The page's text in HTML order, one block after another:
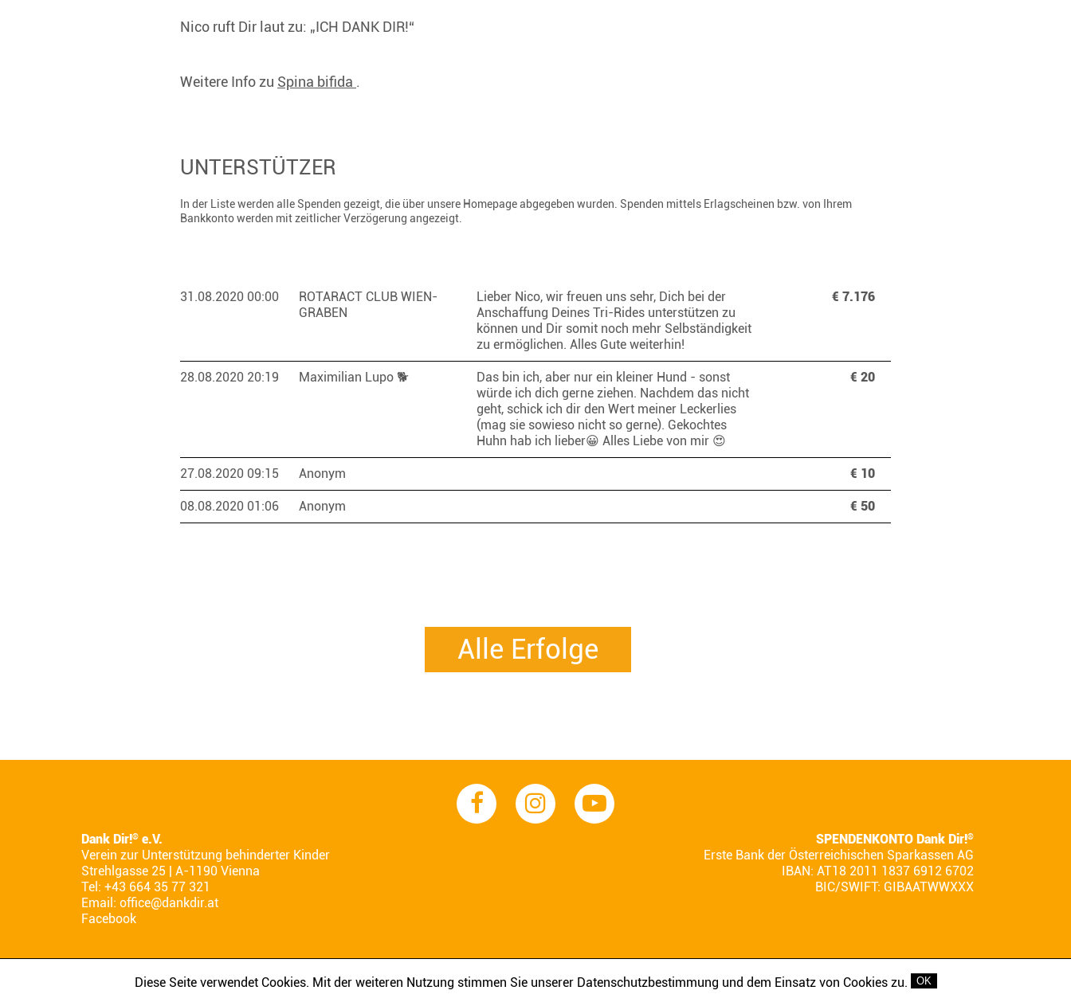
Nico ruft Dir laut zu: „ICH DANK DIR!“
Weitere Info zu Spina bifida .
UNTERSTÜTZER
In der Liste werden alle Spenden gezeigt, die über unsere Homepage abgegeben wurden. Spenden mittels Erlagscheinen bzw. von Ihrem
Bankkonto werden mit zeitlicher Verzögerung angezeigt.
31.08.2020 00:00
ROTARACT CLUB WIEN-
GRABEN
€ 7.176
Lieber Nico, wir freuen uns sehr, Dich bei der
Anschaffung Deines Tri-Rides unterstützen zu
können und Dir somit noch mehr Selbständigkeit
zu ermöglichen. Alles Gute weiterhin!
28.08.2020 20:19 Maximilian Lupo 🐕 € 20
Das bin ich, aber nur ein kleiner Hund - sonst
würde ich dich gerne ziehen. Nachdem das nicht
geht, schick ich dir den Wert meiner Leckerlies
(mag sie sowieso nicht so gerne). Gekochtes
Huhn hab ich lieber😀 Alles Liebe von mir 😍
27.08.2020 09:15 Anonym € 10
08.08.2020 01:06 Anonym € 50
Alle Erfolge
Dank Dir!® e.V.
Verein zur Unterstützung behinderter Kinder
Strehlgasse 25 | A-1190 Vienna
Tel: +43 664 35 77 321
Email: office@dankdir.at
Facebook
SPENDENKONTO Dank Dir!®
Erste Bank der Österreichischen Sparkassen AG
IBAN: AT18 2011 1837 6912 6702
BIC/SWIFT: GIBAATWWXXX
Diese Seite verwendet Cookies. Mit der weiteren Nutzung stimmen Sie unserer Datenschutzbestimmung und dem Einsatz von Cookies zu.
OK